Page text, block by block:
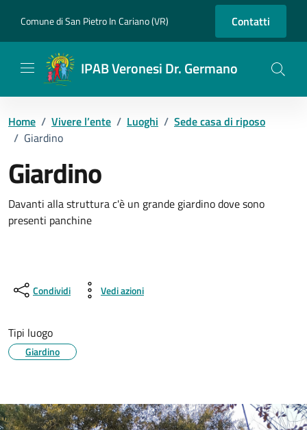
Comune di San Pietro In Cariano (VR) Contatti
IPAB Veronesi Dr. Germano
Home / Vivere l’ente / Luoghi / Sede casa di riposo
/ Giardino
Giardino
Dettagli del luogo
Davanti alla struttura c'è un grande giardino dove sono
presenti panchine
Condividi Vedi azioni
Tipi luogo
Giardino